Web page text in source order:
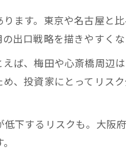
ます。東京や名古屋と
出口戦略を描きやすくな
ば、梅田や心斎橋周辺
、投資家にとってリス
下するリスクも。大阪